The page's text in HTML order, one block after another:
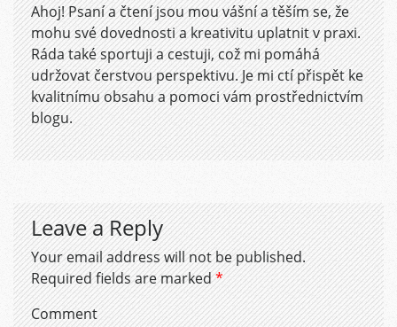
Ahoj! Psaní a čtení jsou mou vášní a těším se, že
mohu své dovednosti a kreativitu uplatnit v praxi.
Ráda také sportuji a cestuji, což mi pomáhá
udržovat čerstvou perspektivu. Je mi ctí přispět ke
kvalitnímu obsahu a pomoci vám prostřednictvím
blogu.
Leave a Reply
Your email address will not be published.
Required fields are marked*
Comment